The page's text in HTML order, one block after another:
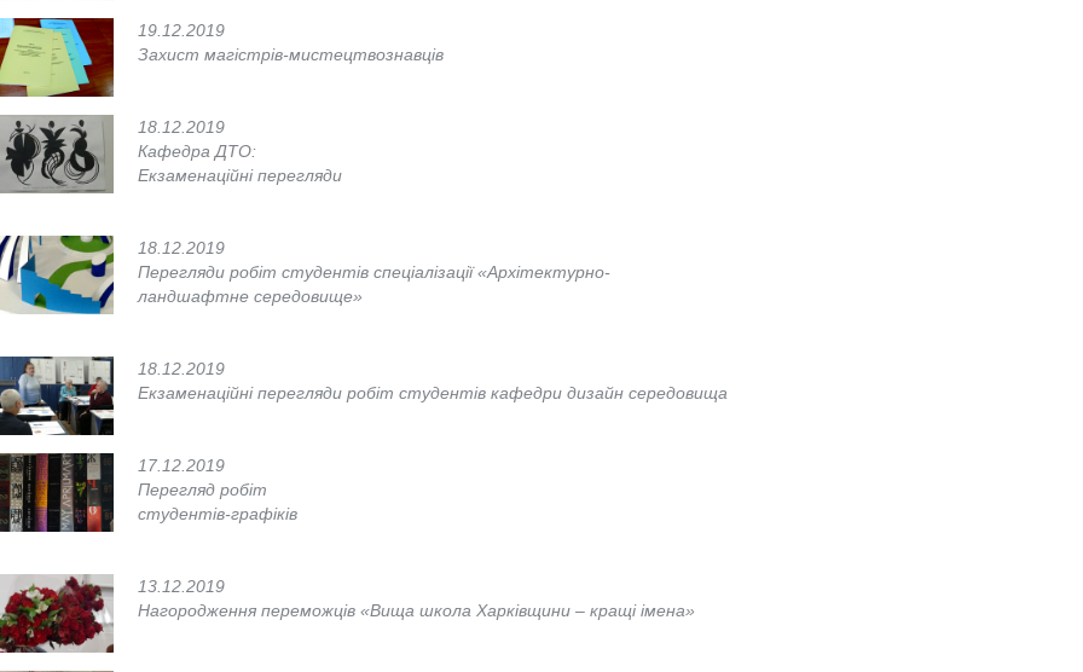
19.12.2019
Захист магістрів-мистецтвознавців
18.12.2019
Кафедра ДТО:
Екзаменаційні перегляди
18.12.2019
Перегляди робіт студентів спеціалізації «Архітектурно-
ландшафтне середовище»
18.12.2019
Екзаменаційні перегляди робіт студентів кафедри дизайн середовища
17.12.2019
Перегляд робіт
студентів-графіків
13.12.2019
Нагородження переможців «Вища школа Харківщини ‒ кращі імена»